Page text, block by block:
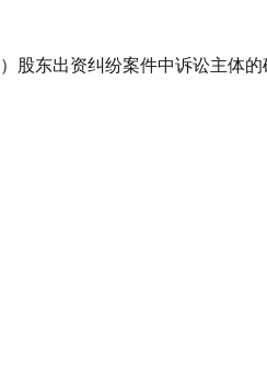
）股东出资纠纷案件中诉讼主体的